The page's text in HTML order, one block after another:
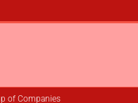
of Companies